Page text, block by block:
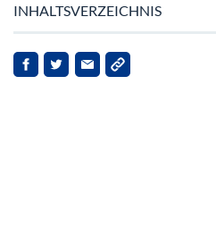
INHALTSVERZEICHNIS
Rekord‑Presale